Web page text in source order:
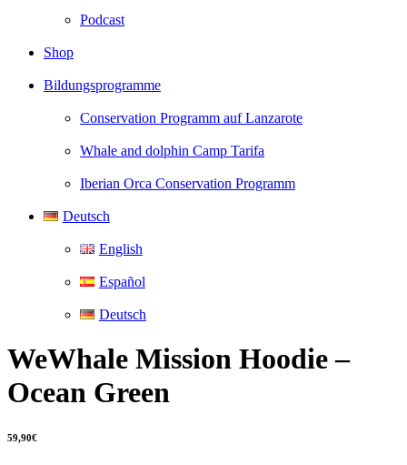
Podcast
Shop
Bildungsprogramme
Conservation Programm auf Lanzarote
Whale and dolphin Camp Tarifa
Iberian Orca Conservation Programm
Deutsch
English
Español
Deutsch
WeWhale Mission Hoodie –
Ocean Green
59,90€